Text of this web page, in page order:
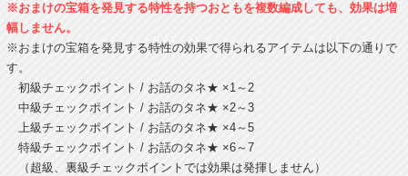
※おまけの宝箱を発見する特性を持つおともを複数編成しても、効果は増
幅しません。
※おまけの宝箱を発見する特性の効果で得られるアイテムは以下の通りで
す。
初級チェックポイント / お話のタネ★ ×1～2
中級チェックポイント / お話のタネ★ ×2～3
上級チェックポイント / お話のタネ★ ×4～5
特級チェックポイント / お話のタネ★ ×6～7
（超級、裏級チェックポイントでは効果は発揮しません）